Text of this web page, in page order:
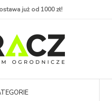
już od 1000 zł!